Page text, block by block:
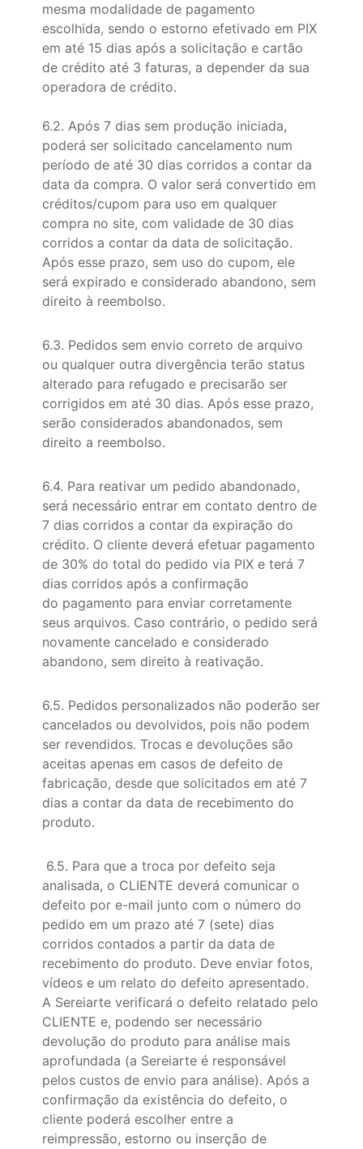
mesma modalidade de pagamento
escolhida, sendo o estorno efetivado em PIX
em até 15 dias após a solicitação e cartão
de crédito até 3 faturas, a depender da sua
operadora de crédito.
6.2. Após 7 dias sem produção iniciada,
poderá ser solicitado cancelamento num
período de até 30 dias corridos a contar da
data da compra. O valor será convertido em
créditos/cupom para uso em qualquer
compra no site, com validade de 30 dias
corridos a contar da data de solicitação.
Após esse prazo, sem uso do cupom, ele
será expirado e considerado abandono, sem
direito à reembolso.
6.3. Pedidos sem envio correto de arquivo
ou qualquer outra divergência terão status
alterado para refugado e precisarão ser
corrigidos em até 30 dias. Após esse prazo,
serão considerados abandonados, sem
direito a reembolso.
6.4. Para reativar um pedido abandonado,
será necessário entrar em contato dentro de
7 dias corridos a contar da expiração do
crédito. O cliente deverá efetuar pagamento
de 30% do total do pedido via PIX e terá 7
dias corridos após a confirmação
do pagamento para enviar corretamente
seus arquivos. Caso contrário, o pedido será
novamente cancelado e considerado
abandono, sem direito à reativação.
6.5. Pedidos personalizados não poderão ser
cancelados ou devolvidos, pois não podem
ser revendidos. Trocas e devoluções são
aceitas apenas em casos de defeito de
fabricação, desde que solicitados em até 7
dias a contar da data de recebimento do
produto.
6.5. Para que a troca por defeito seja
analisada, o CLIENTE deverá comunicar o
defeito por e-mail junto com o número do
pedido em um prazo até 7 (sete) dias
corridos contados a partir da data de
recebimento do produto. Deve enviar fotos,
vídeos e um relato do defeito apresentado.
A Sereiarte verificará o defeito relatado pelo
CLIENTE e, podendo ser necessário
devolução do produto para análise mais
aprofundada (a Sereiarte é responsável
pelos custos de envio para análise). Após a
confirmação da existência do defeito, o
cliente poderá escolher entre a
reimpressão, estorno ou inserção de